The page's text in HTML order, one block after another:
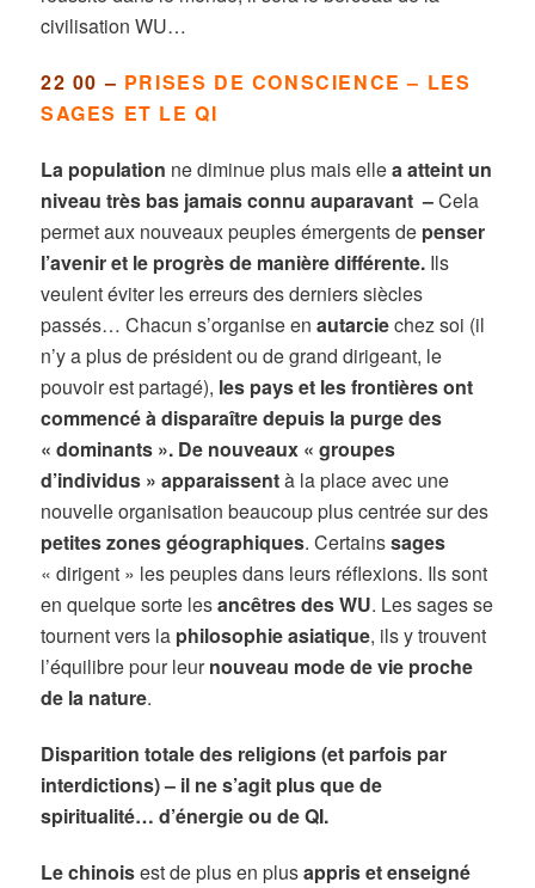
civilisation WU…
22 00 – PRISES DE CONSCIENCE – LES
SAGES ET LE QI
La population ne diminue plus mais ellea atteint un
niveau très bas jamais connu auparavant –Cela
permet aux nouveaux peuples émergents de penser
l’avenir et le progrès de manière différente. Ils
veulent éviter les erreurs des derniers siècles
passés… Chacun s’organise en autarciechez soi (il
n’y a plus de président ou de grand dirigeant, le
pouvoir est partagé), les pays et les frontières ont
commencé à disparaître depuis la purge des
« dominants ». De nouveaux « groupes
d’individus » apparaissentà la place avec une
nouvelle organisation beaucoup plus centrée sur des
petites zones géographiques. Certainssages
« dirigent » les peuples dans leurs réflexions. Ils sont
en quelque sorte lesancêtres des WU. Les sages se
tournent vers la philosophie asiatique, ils y trouvent
l’équilibre pour leurnouveau mode de vie proche
de la nature.
Disparition totale des religions (et parfois par
interdictions) – il ne s’agit plus que de
spiritualité… d’énergie ou de QI.
Le chinoisest de plus en plusappris et enseigné